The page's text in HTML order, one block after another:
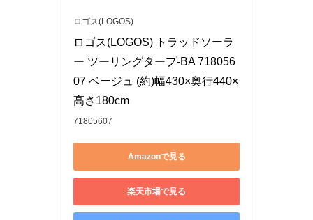
ロゴス(LOGOS)
ロゴス(LOGOS) トラッドソーラ
ー ツーリングタープ-BA 718056
07 ベージュ (約)幅430×奥行440×
高さ180cm
71805607
Amazonで見る
楽天市場で見る